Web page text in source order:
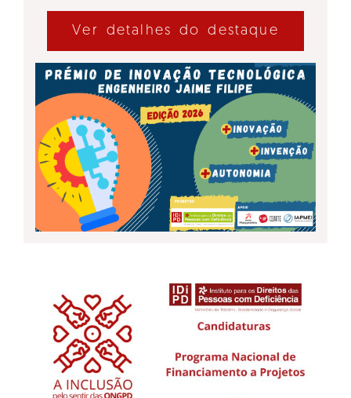
Ver detalhes do destaque